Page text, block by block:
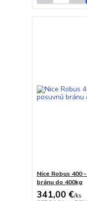
Nice Robus 400
bránu do 400kg
341,00 €/ks